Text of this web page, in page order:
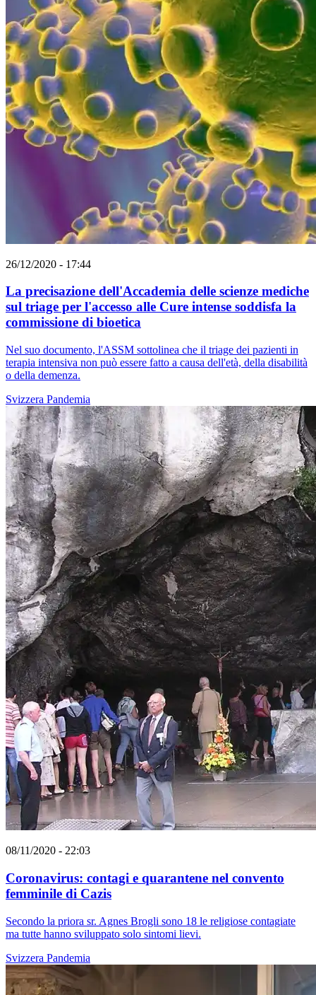
26/12/2020 - 17:44
La precisazione dell'Accademia delle scienze mediche
sul triage per l'accesso alle Cure intense soddisfa la
commissione di bioetica
Nel suo documento, l'ASSM sottolinea che il triage dei pazienti in
terapia intensiva non può essere fatto a causa dell'età, della disabilità
o della demenza.
Svizzera Pandemia
08/11/2020 - 22:03
Coronavirus: contagi e quarantene nel convento
femminile di Cazis
Secondo la priora sr. Agnes Brogli sono 18 le religiose contagiate
ma tutte hanno sviluppato solo sintomi lievi.
Svizzera Pandemia